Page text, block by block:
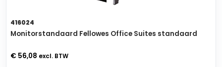
416024
Monitorstandaard Fellowes Office Suites standaard
€ 56,08 excl. BTW